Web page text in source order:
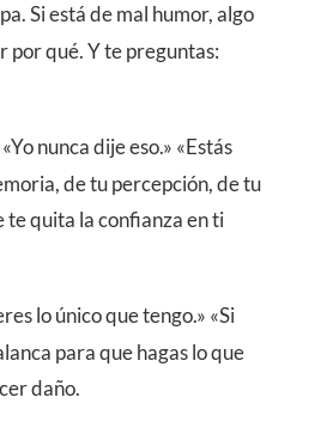
Si está de mal humor, algo
por qué. Y te preguntas:
nunca dije eso.» «Estás
de tu percepción, de tu
te quita la confianza en ti
lo único que tengo.» «Si
para que hagas lo que
daño.